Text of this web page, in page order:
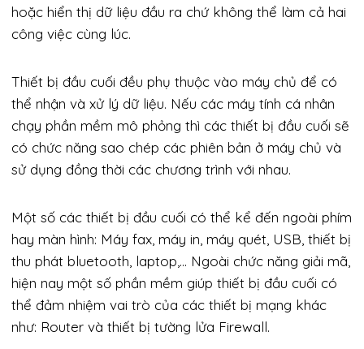
hoặc hiển thị dữ liệu đầu ra chứ không thể làm cả hai
công việc cùng lúc.
Thiết bị đầu cuối đều phụ thuộc vào máy chủ để có
thể nhận và xử lý dữ liệu. Nếu các máy tính cá nhân
chạy phần mềm mô phỏng thì các thiết bị đầu cuối sẽ
có chức năng sao chép các phiên bản ở máy chủ và
sử dụng đồng thời các chương trình với nhau.
Một số các thiết bị đầu cuối có thể kể đến ngoài phím
hay màn hình: Máy fax, máy in, máy quét, USB, thiết bị
thu phát bluetooth, laptop,… Ngoài chức năng giải mã,
hiện nay một số phần mềm giúp thiết bị đầu cuối có
thể đảm nhiệm vai trò của các thiết bị mạng khác
như: Router và thiết bị tường lửa Firewall.